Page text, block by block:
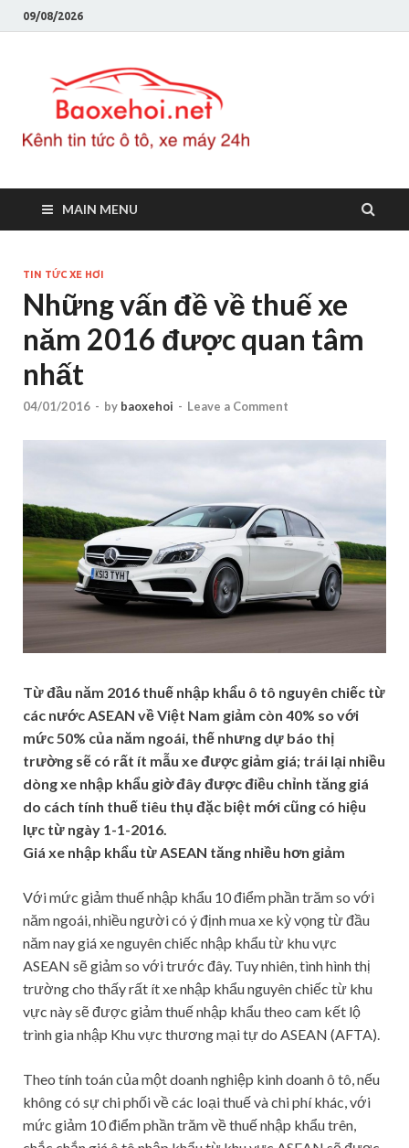
09/08/2026
MAIN MENU
TIN TỨC XE HƠI
Những vấn đề về thuế xe
năm 2016 được quan tâm
nhất
04/01/2016 - by baoxehoi - Leave a Comment
Từ đầu năm 2016 thuế nhập khẩu ô tô nguyên chiếc từ
các nước ASEAN về Việt Nam giảm còn 40% so với
mức 50% của năm ngoái, thế nhưng dự báo thị
trường sẽ có rất ít mẫu xe được giảm giá; trái lại nhiều
dòng xe nhập khẩu giờ đây được điều chỉnh tăng giá
do cách tính thuế tiêu thụ đặc biệt mới cũng có hiệu
lực từ ngày 1-1-2016.
Giá xe nhập khẩu từ ASEAN tăng nhiều hơn giảm
Với mức giảm thuế nhập khẩu 10 điểm phần trăm so với
năm ngoái, nhiều người có ý định mua xe kỳ vọng từ đầu
năm nay giá xe nguyên chiếc nhập khẩu từ khu vực
ASEAN sẽ giảm so với trước đây. Tuy nhiên, tình hình thị
trường cho thấy rất ít xe nhập khẩu nguyên chiếc từ khu
vực này sẽ được giảm thuế nhập khẩu theo cam kết lộ
trình gia nhập Khu vực thương mại tự do ASEAN (AFTA).
Theo tính toán của một doanh nghiệp kinh doanh ô tô, nếu
không có sự chi phối về các loại thuế và chi phí khác, với
mức giảm 10 điểm phần trăm về thuế nhập khẩu trên,